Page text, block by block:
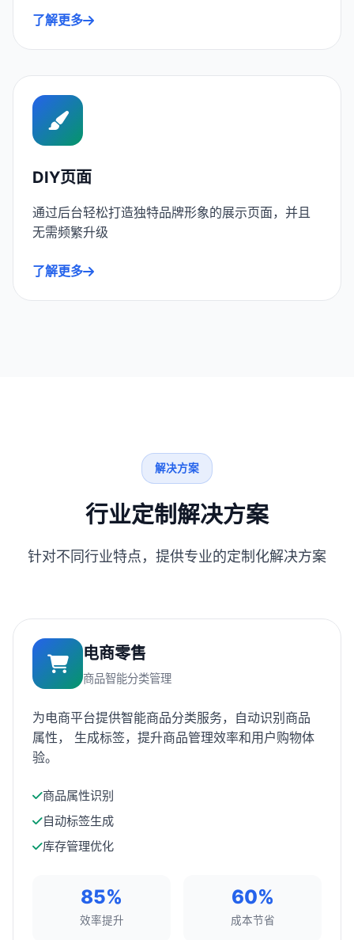
了解更多
DIY页面
通过后台轻松打造独特品牌形象的展示页面，并且
无需频繁升级
了解更多
解决方案
行业定制解决方案
针对不同行业特点，提供专业的定制化解决方案
电商零售
商品智能分类管理
为电商平台提供智能商品分类服务，自动识别商品
属性， 生成标签，提升商品管理效率和用户购物体
验。
商品属性识别
自动标签生成
库存管理优化
85%
效率提升
60%
成本节省